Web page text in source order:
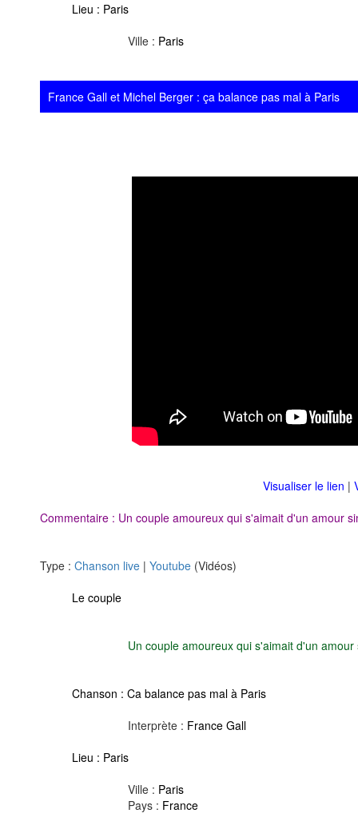
Lieu : Paris
Ville : Paris
France Gall et Michel Berger : ça balance pas mal à Paris
Visualiser le lien |
Commentaire : Un couple amoureux qui s'aimait d'un amour
Type : Chanson live | Youtube (Vidéos)
Le couple
Un couple amoureux qui s'aimait d'un
Chanson : Ca balance pas mal à Paris
Interprète : France Gall
Lieu : Paris
Ville : Paris
Pays : France